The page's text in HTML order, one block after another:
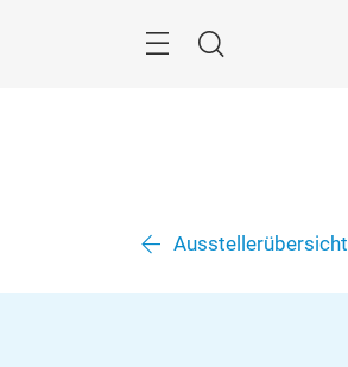
Suche
Ausstellerübersicht